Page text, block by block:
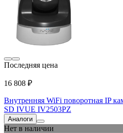
Последняя цена
16 808 ₽
Внутренняя WiFi поворотная IP
SD IVUE IV2503PZ
Аналоги
Нет в наличии